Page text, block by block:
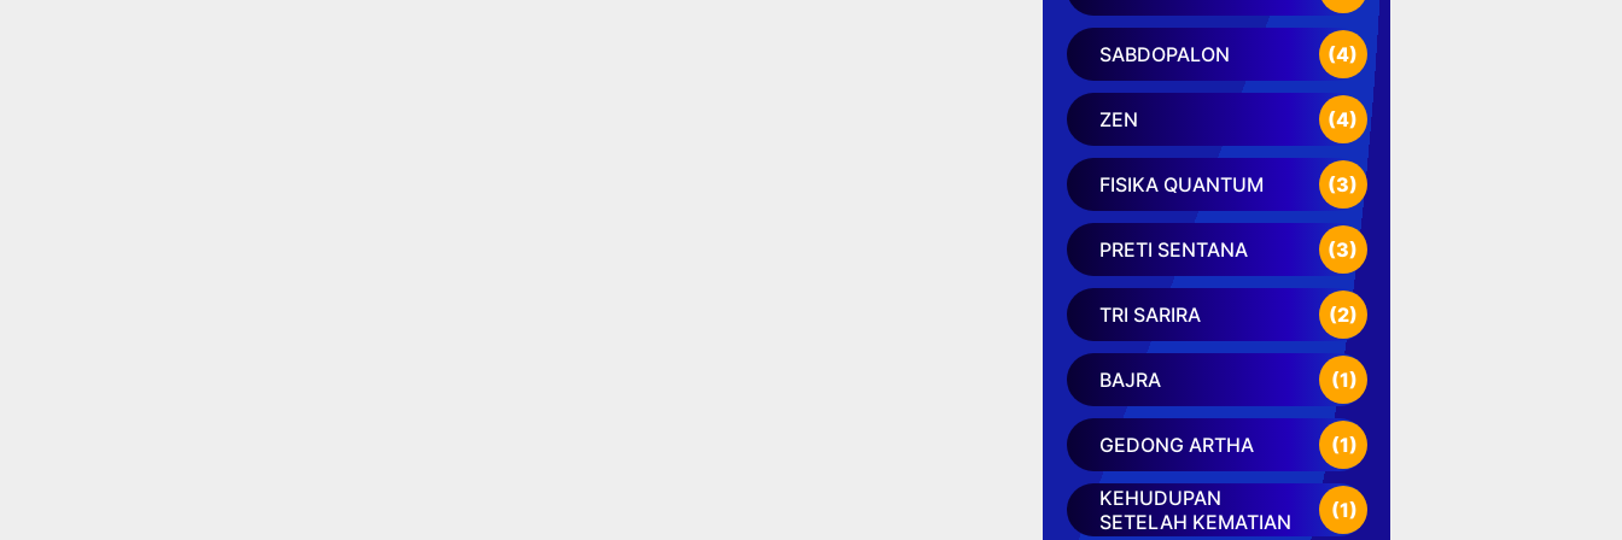
SABDOPALON (4)
ZEN (4)
FISIKA QUANTUM (3)
PRETI SENTANA (3)
TRI SARIRA (2)
BAJRA (1)
GEDONG ARTHA (1)
KEHUDUPAN
SETELAH KEMATIAN
(1)